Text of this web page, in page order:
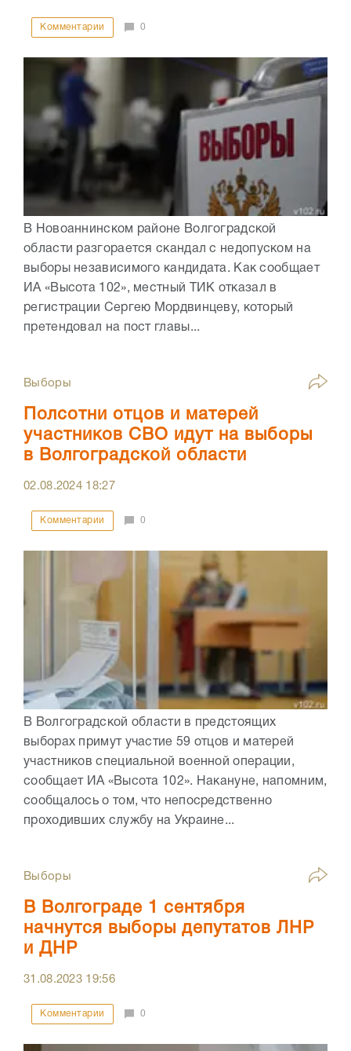
Комментарии 0
В Новоаннинском районе Волгоградской
области разгорается скандал с недопуском на
выборы независимого кандидата. Как сообщает
ИА «Высота 102», местный ТИК отказал в
регистрации Сергею Мордвинцеву, который
претендовал на пост главы...
Выборы
Полсотни отцов и матерей
участников СВО идут на выборы
в Волгоградской области
02.08.2024 18:27
Комментарии 0
В Волгоградской области в предстоящих
выборах примут участие 59 отцов и матерей
участников специальной военной операции,
сообщает ИА «Высота 102». Накануне, напомним,
сообщалось о том, что непосредственно
проходивших службу на Украине...
Выборы
В Волгограде 1 сентября
начнутся выборы депутатов ЛНР
и ДНР
31.08.2023 19:56
Комментарии 0